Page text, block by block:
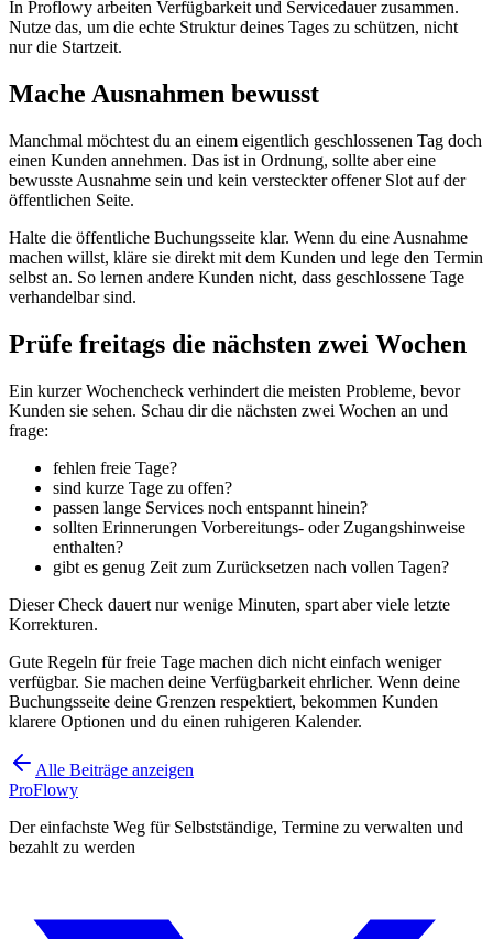
In Proflowy arbeiten Verfügbarkeit und Servicedauer zusammen.
Nutze das, um die echte Struktur deines Tages zu schützen, nicht
nur die Startzeit.
Mache Ausnahmen bewusst
Manchmal möchtest du an einem eigentlich geschlossenen Tag doch
einen Kunden annehmen. Das ist in Ordnung, sollte aber eine
bewusste Ausnahme sein und kein versteckter offener Slot auf der
öffentlichen Seite.
Halte die öffentliche Buchungsseite klar. Wenn du eine Ausnahme
machen willst, kläre sie direkt mit dem Kunden und lege den Termin
selbst an. So lernen andere Kunden nicht, dass geschlossene Tage
verhandelbar sind.
Prüfe freitags die nächsten zwei Wochen
Ein kurzer Wochencheck verhindert die meisten Probleme, bevor
Kunden sie sehen. Schau dir die nächsten zwei Wochen an und
frage:
fehlen freie Tage?
sind kurze Tage zu offen?
passen lange Services noch entspannt hinein?
sollten Erinnerungen Vorbereitungs- oder Zugangshinweise
enthalten?
gibt es genug Zeit zum Zurücksetzen nach vollen Tagen?
Dieser Check dauert nur wenige Minuten, spart aber viele letzte
Korrekturen.
Gute Regeln für freie Tage machen dich nicht einfach weniger
verfügbar. Sie machen deine Verfügbarkeit ehrlicher. Wenn deine
Buchungsseite deine Grenzen respektiert, bekommen Kunden
klarere Optionen und du einen ruhigeren Kalender.
Alle Beiträge anzeigen
ProFlowy
Der einfachste Weg für Selbstständige, Termine zu verwalten und
bezahlt zu werden